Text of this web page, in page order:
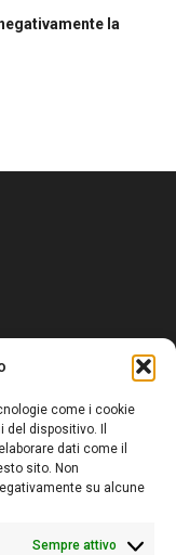
come i cookie
dispositivo. Il
dati come il
sito. Non
su alcune
Sempre attivo
la
“liberamente” i
occhio rivolto al